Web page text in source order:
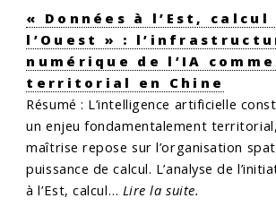
« Données à l’Est, calcul
l’Ouest » :
numérique de l’IA
territorial en Chine
Résumé : L’intelligence artificielle
un enjeu fondamentalement
maîtrise repose sur l’organisation
puissance de calcul. L’analyse de
à l’Est, calcul… Lire la suite.